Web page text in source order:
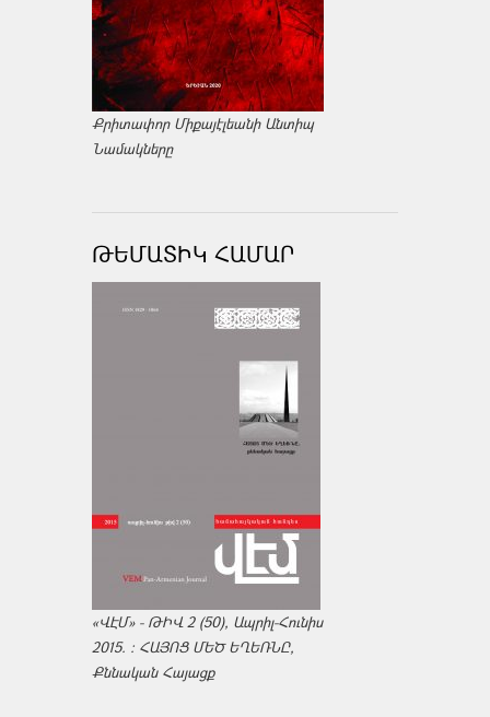
Քրիտափոր Միքայէլեանի Անտիպ
Նամակները
ԹԵՄԱՏԻԿ ՀԱՄԱՐ
«ՎԷՄ» - ԹԻՎ 2 (50), Ապրիլ-Հունիս
2015. : ՀԱՅՈՑ ՄԵԾ ԵՂԵՌՆԸ,
Քննական Հայացք